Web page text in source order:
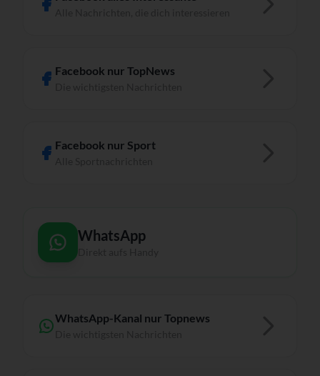
Facebook nur TopNews
Facebook nur Sport
WhatsApp
WhatsApp-Kanal nur Topnews